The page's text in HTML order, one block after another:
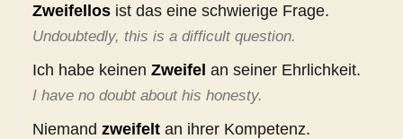
Zweifellos ist das eine schwierige Frage.
Undoubtedly, this is a difficult question.
Ich habe keinen Zweifel an seiner Ehrlichkeit.
I have no doubt about his honesty.
Niemand zweifelt an ihrer Kompetenz.